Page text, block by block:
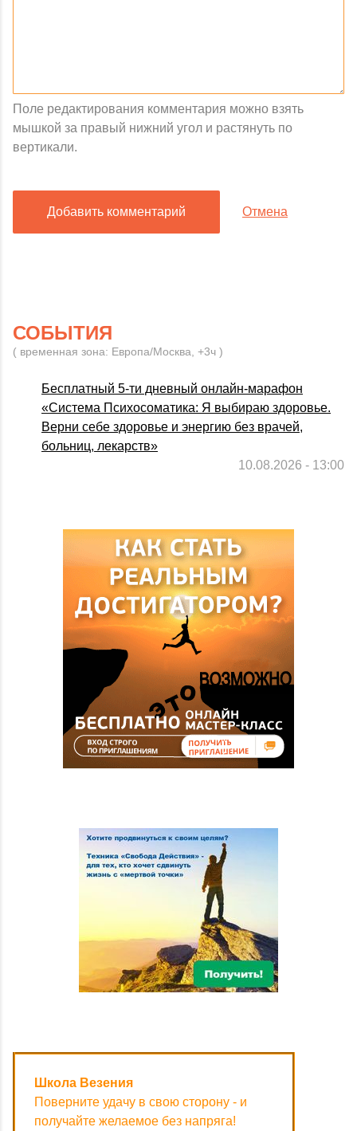
Поле редактирования комментария можно взять
мышкой за правый нижний угол и растянуть по
вертикали.
Добавить комментарий Отмена
СОБЫТИЯ
( временная зона: Европа/Москва, +3ч )
Бесплатный 5-ти дневный онлайн-марафон
«Система Психосоматика: Я выбираю здоровье.
Верни себе здоровье и энергию без врачей,
больниц, лекарств»
10.08.2026 - 13:00
Школа Везения
Поверните удачу в свою сторону - и
получайте желаемое без напряга!